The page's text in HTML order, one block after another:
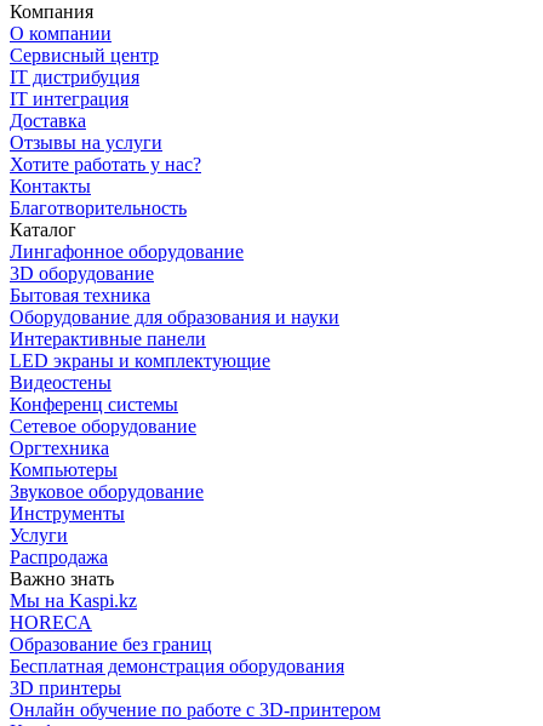
Компания
О компании
Сервисный центр
IT дистрибуция
IT интеграция
Доставка
Отзывы на услуги
Хотите работать у нас?
Контакты
Благотворительность
Каталог
Лингафонное оборудование
3D оборудование
Бытовая техника
Оборудование для образования и науки
Интерактивные панели
LED экраны и комплектующие
Видеостены
Конференц системы
Сетевое оборудование
Оргтехника
Компьютеры
Звуковое оборудование
Инструменты
Услуги
Распродажа
Важно знать
Мы на Kaspi.kz
HORECA
Образование без границ
Бесплатная демонстрация оборудования
3D принтеры
Онлайн обучение по работе с 3D-принтером